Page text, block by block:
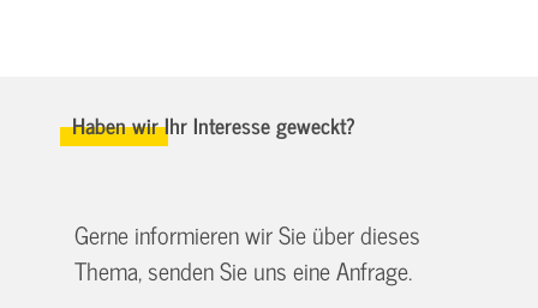
Haben wir Ihr Interesse geweckt?
Gerne informieren wir Sie über dieses
Thema, senden Sie uns eine Anfrage.